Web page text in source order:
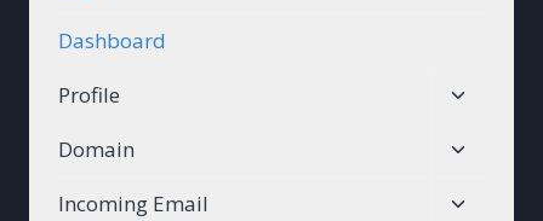
Dashboard
Profile
Toggle
menu
Domain
Toggle
menu
Incoming Email
Toggle